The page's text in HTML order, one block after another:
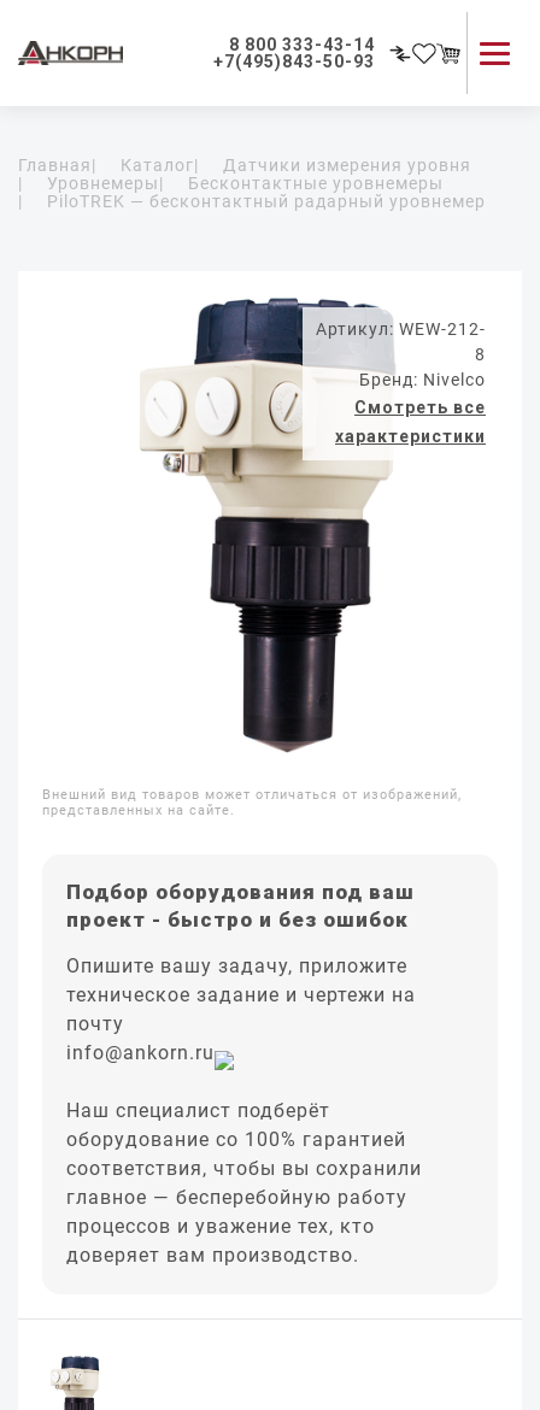
8 800 333-43-14
+7(495)843-50-93
Применение приборов
Как мы работаем
Главная| Каталог|
Датчики измерения уровня
|
Уровнемеры|
Бесконтактные уровнемеры
|
PiloTREK — бесконтактный радарный уровнемер
Артикул: WEW-212-
8
Бренд: Nivelco
Смотреть все
характеристики
Внешний вид товаров может отличаться от изображений,
представленных на сайте.
Подбор оборудования под ваш
проект - быстро и без ошибок
Опишите вашу задачу, приложите
техническое задание и чертежи на
почту
info@ankorn.ru
Наш специалист подберёт
оборудование со 100% гарантией
соответствия, чтобы вы сохранили
главное — бесперебойную работу
процессов и уважение тех, кто
доверяет вам производство.